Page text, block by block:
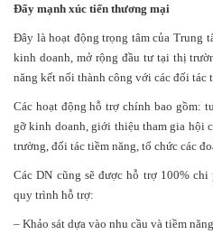
Đẩy mạnh xúc tiến thương mại
Đây là hoạt động trọng tâm của Trung
kinh doanh, mở rộng đầu tư tại thị
năng kết nối thành công với các đối tác
Các hoạt động hỗ trợ chính bao gồm:
gỡ kinh doanh, giới thiệu tham gia hội
trường, đối tác tiềm năng, tổ chức các
Các DN cũng sẽ được hỗ trợ 100%
quy trình hỗ trợ:
– Khảo sát dựa vào nhu cầu và tiềm